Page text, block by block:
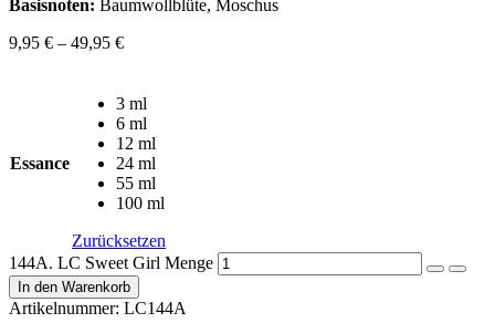
Basisnoten: Baumwollblüte, Moschus
9,95 € – 49,95 €
Essance
3 ml
6 ml
12 ml
24 ml
55 ml
100 ml
Zurücksetzen
144A. LC Sweet Girl Menge
In den Warenkorb
Artikelnummer: LC144A